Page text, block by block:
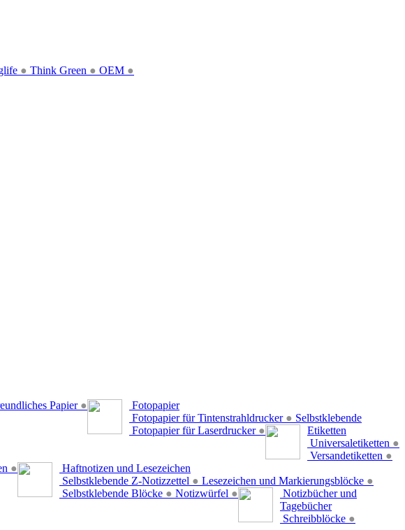
● Think Green ● OEM ●
Papier ●
Fotopapier
Fotopapier für Tintenstrahldrucker ●
Fotopapier für Laserdrucker ●
Selbstklebende
Etiketten
Universaletiketten ●
Versandetiketten ●
●
Haftnotizen und Lesezeichen
Selbstklebende Z-Notizzettel ● Lesezeichen und Markierungsblöcke ●
Selbstklebende Blöcke ● Notizwürfel ●
Notizbücher und
Tagebücher
Schreibblöcke ●